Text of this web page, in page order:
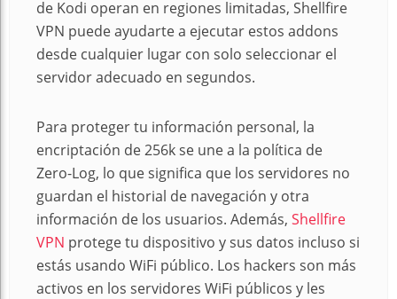
de Kodi operan en regiones limitadas, Shellfire
VPN puede ayudarte a ejecutar estos addons
desde cualquier lugar con solo seleccionar el
servidor adecuado en segundos.
Para proteger tu información personal, la
encriptación de 256k se une a la política de
Zero-Log, lo que significa que los servidores no
guardan el historial de navegación y otra
información de los usuarios. Además, Shellfire
VPN protege tu dispositivo y sus datos incluso si
estás usando WiFi público. Los hackers son más
activos en los servidores WiFi públicos y les